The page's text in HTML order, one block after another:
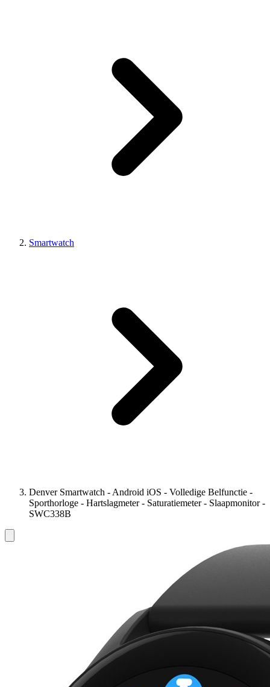
Smartwatch
Denver Smartwatch - Android iOS - Volledige Belfunctie -
Sporthorloge - Hartslagmeter - Saturatiemeter - Slaapmonitor -
SWC338B